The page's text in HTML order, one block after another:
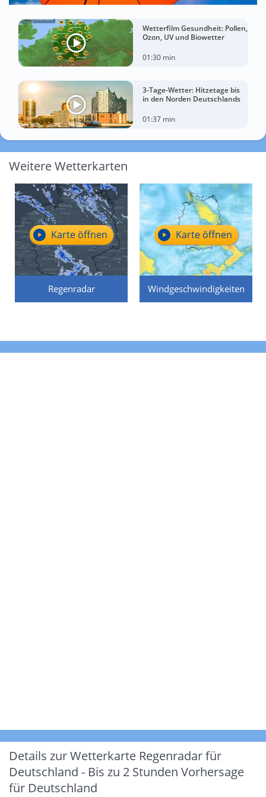
Wetterfilm Gesundheit: Pollen,
Ozon, UV und Biowetter
01:30 min
3-Tage-Wetter: Hitzetage bis
in den Norden Deutschlands
01:37 min
Weitere Wetterkarten
Regenradar
Karte öffnen
Windgeschwindigkeiten
Karte öffnen
Details zur Wetterkarte Regenradar für
Deutschland - Bis zu 2 Stunden Vorhersage
für Deutschland